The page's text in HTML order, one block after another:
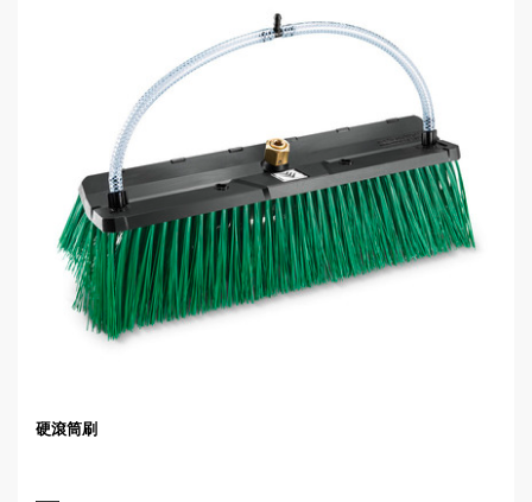
硬滾筒刷